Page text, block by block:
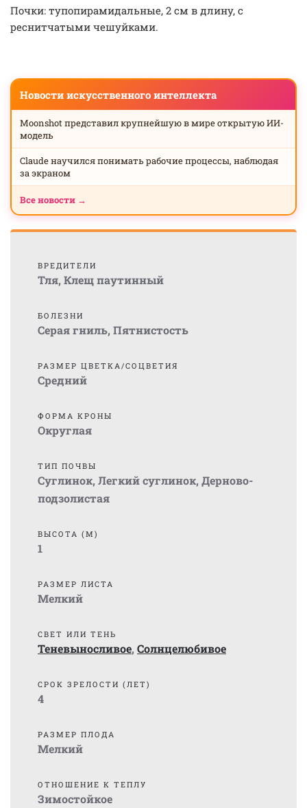
Почки: тупопирамидальные, 2 см в длину, с
реснитчатыми чешуйками.
Новости искусственного интеллекта
Moonshot представил крупнейшую в мире открытую ИИ-
модель
Claude научился понимать рабочие процессы, наблюдая
за экраном
Все новости →
ВРЕДИТЕЛИ
Тля, Клещ паутинный
БОЛЕЗНИ
Серая гниль, Пятнистость
РАЗМЕР ЦВЕТКА/СОЦВЕТИЯ
Средний
ФОРМА КРОНЫ
Округлая
ТИП ПОЧВЫ
Суглинок, Легкий суглинок, Дерново-
подзолистая
ВЫСОТА (М)
1
РАЗМЕР ЛИСТА
Мелкий
СВЕТ ИЛИ ТЕНЬ
Теневыносливое, Солнцелюбивое
СРОК ЗРЕЛОСТИ (ЛЕТ)
4
РАЗМЕР ПЛОДА
Мелкий
ОТНОШЕНИЕ К ТЕПЛУ
Зимостойкое